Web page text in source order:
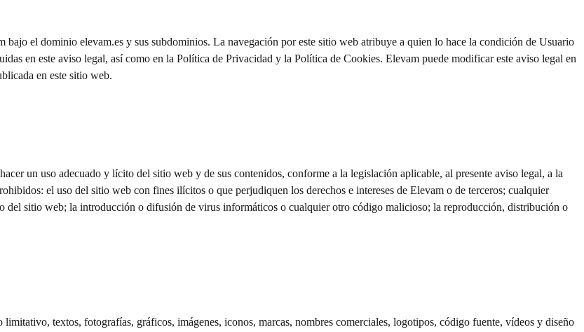
bajo el dominio elevam.es y sus subdominios. La navegación por este sitio web atribuye a quien lo hace la condición de Usuario
en este aviso legal, así como en la Política de Privacidad y la Política de Cookies. Elevam puede modificar este aviso legal en
en este sitio web.
un uso adecuado y lícito del sitio web y de sus contenidos, conforme a la legislación aplicable, al presente aviso legal, a la
el uso del sitio web con fines ilícitos o que perjudiquen los derechos e intereses de Elevam o de terceros; cualquier
del sitio web; la introducción o difusión de virus informáticos o cualquier otro código malicioso; la reproducción, distribución o
textos, fotografías, gráficos, imágenes, iconos, marcas, nombres comerciales, logotipos, código fuente, vídeos y diseño